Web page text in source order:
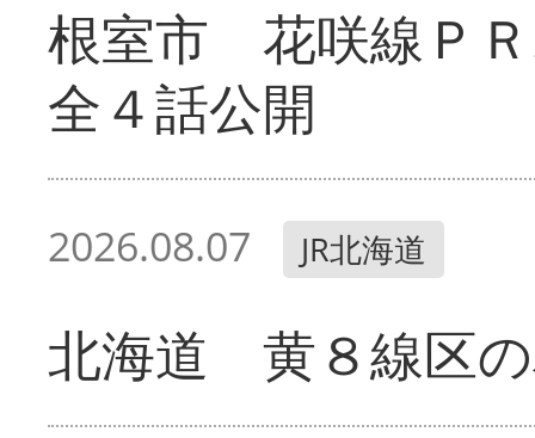
根室市 花咲線Ｐ
全４話公開
2026.08.07 JR北海道
北海道 黄８線区